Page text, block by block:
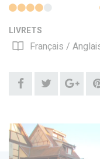
LIVRETS
Français /